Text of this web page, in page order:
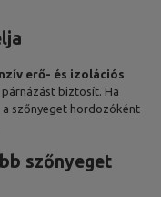
erő- és izolációs
biztosít. Ha
szőnyeget hordozóként
szőnyeget